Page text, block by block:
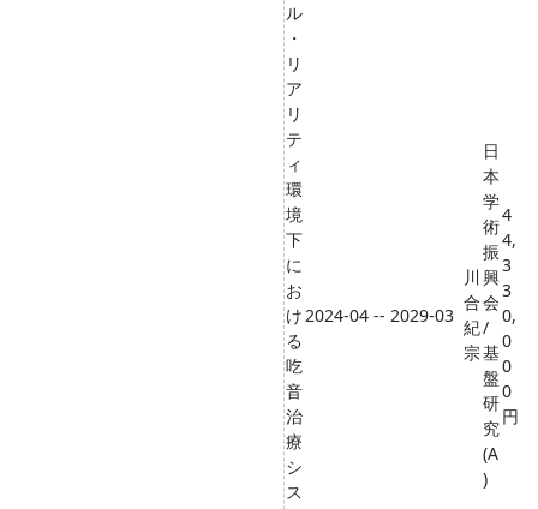
ル
・
リ
ア
リ
テ
ィ
環
境
下
に
お
け
る
吃
音
治
療
シ
ス
2024-04 -- 2029-03
川
合
紀
宗
日
本
学
術
振
興
会
/
基
盤
研
究
(A
)
4
4,
3
3
0,
0
0
0
円